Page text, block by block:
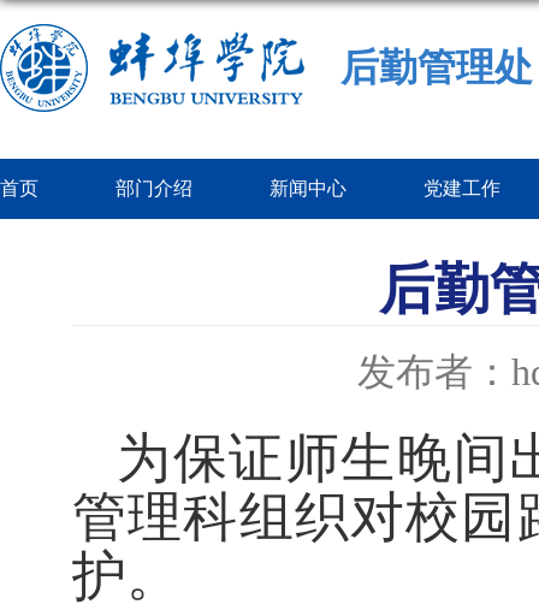
后勤管理处
首页 部门介绍 新闻中心 党建工作
后勤
发布者：
为保证师生晚间
管理科组织对校
护。